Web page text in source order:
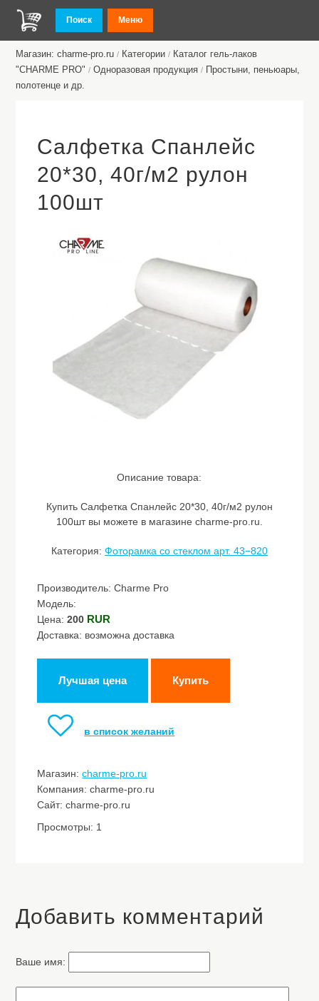
Поиск Меню
Магазин: charme-pro.ru / Категории / Каталог гель-лаков
"CHARME PRO" / Одноразовая продукция / Простыни, пеньюары,
полотенце и др.
Салфетка Спанлейс
20*30, 40г/м2 рулон
100шт
Описание товара:
Купить Салфетка Спанлейс 20*30, 40г/м2 рулон
100шт вы можете в магазине charme-pro.ru.
Категория: Фоторамка со стеклом арт. 43−820
Производитель: Charme Pro
Модель:
Цена:200 RUR
Доставка: возможна доставка
Лучшая цена Купить
в список желаний
Магазин:charme-pro.ru
Компания: charme-pro.ru
Сайт: charme-pro.ru
Просмотры: 1
Добавить комментарий
Ваше имя: